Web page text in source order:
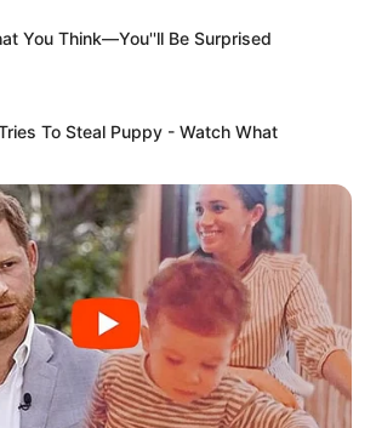
Bikin Kamu
Anti
Konyol
You Think—You''ll Be Surprised
To Steal Puppy - Watch What